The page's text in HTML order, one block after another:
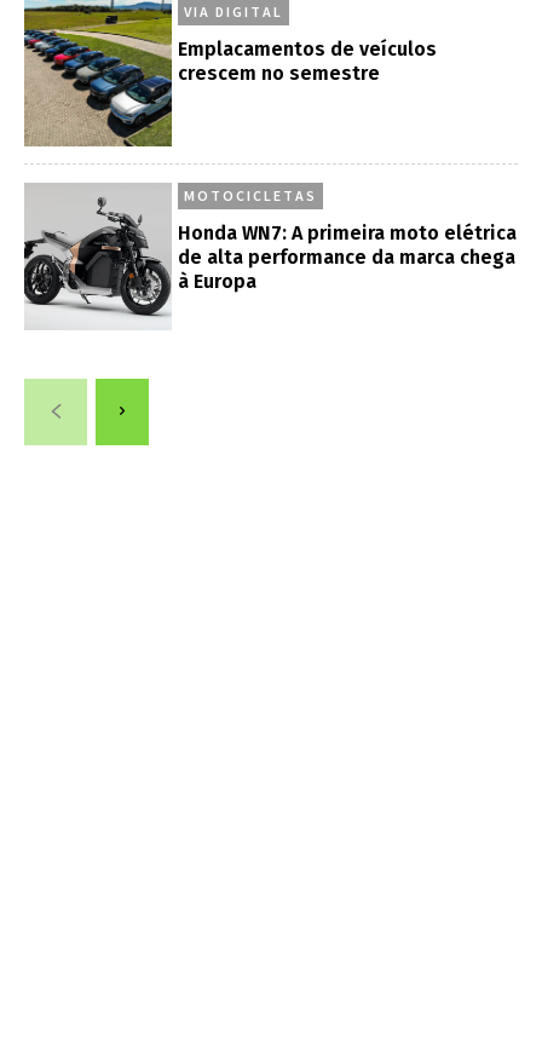
VIA DIGITAL
Emplacamentos de veículos
crescem no semestre
MOTOCICLETAS
Honda WN7: A primeira moto elétrica
de alta performance da marca chega
à Europa